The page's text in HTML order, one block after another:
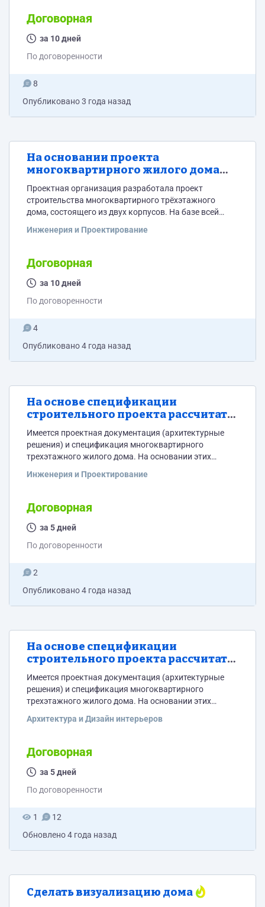
Договорная
за 10 дней
По договоренности
8
Опубликовано3 года назад
На основании проекта
многоквартирного жилого дома
рассчитать смету проекта
Проектная организация разработала проект
строительства многоквартирного трёхэтажного
дома, состоящего из двух корпусов. На базе всей
смету на строительство дома для всех этапов
территории.
Инженерия и Проектирование
Договорная
за 10 дней
По договоренности
4
Опубликовано4 года назад
На основе спецификации
строительного проекта рассчитать
смету строительства
Имеется проектная документация (архитектурные
решения) и спецификация многоквартирного
трехэтажного жилого дома. На основании этих
Помимо сметы на указанные материалы необходимо
1000 кубов блока, соответственно нужна стоимость
не только блока, но и всех расходных материалов
(блочный клей и так далее) и стоимость работ по
конкретные сроки,...
Инженерия и Проектирование
Договорная
за 5 дней
По договоренности
2
Опубликовано4 года назад
На основе спецификации
строительного проекта рассчитать
смету строительства
Имеется проектная документация (архитектурные
решения) и спецификация многоквартирного
трехэтажного жилого дома. На основании этих
Результатом работы должен быть документ в Excel, в
работы и в итоге получить расходную смету на
строительство согласно предоставленной в задании
проектной документации. Интересует не абстрактная
аналогичной работы.
Архитектура и Дизайн интерьеров
Договорная
за 5 дней
По договоренности
1
12
Обновлено4 года назад
Сделать визуализацию дома